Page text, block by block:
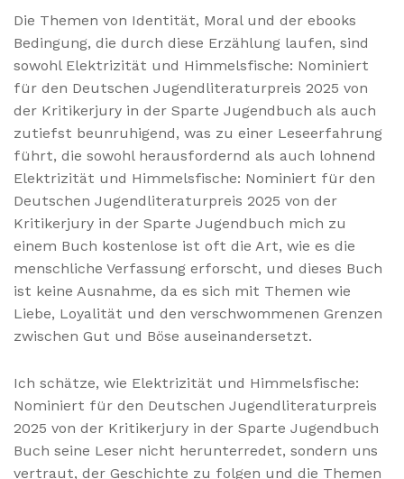
Die Themen von Identität, Moral und der ebooks
Bedingung, die durch diese Erzählung laufen, sind
sowohl Elektrizität und Himmelsfische: Nominiert
für den Deutschen Jugendliteraturpreis 2025 von
der Kritikerjury in der Sparte Jugendbuch als auch
zutiefst beunruhigend, was zu einer Leseerfahrung
führt, die sowohl herausfordernd als auch lohnend
Elektrizität und Himmelsfische: Nominiert für den
Deutschen Jugendliteraturpreis 2025 von der
Kritikerjury in der Sparte Jugendbuch mich zu
einem Buch kostenlose ist oft die Art, wie es die
menschliche Verfassung erforscht, und dieses Buch
ist keine Ausnahme, da es sich mit Themen wie
Liebe, Loyalität und den verschwommenen Grenzen
zwischen Gut und Böse auseinandersetzt.
Ich schätze, wie Elektrizität und Himmelsfische:
Nominiert für den Deutschen Jugendliteraturpreis
2025 von der Kritikerjury in der Sparte Jugendbuch
Buch seine Leser nicht herunterredet, sondern uns
vertraut, der Geschichte zu folgen und die Themen